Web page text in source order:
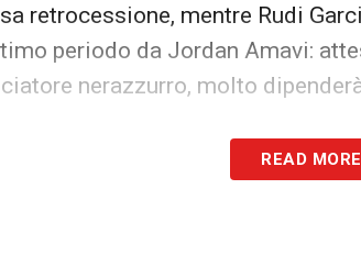
retrocessione, mentre Rudi
periodo da Jordan Amavi:
nerazzurro, molto
DELLE NOSTRE TOP NEWS
READ MORE